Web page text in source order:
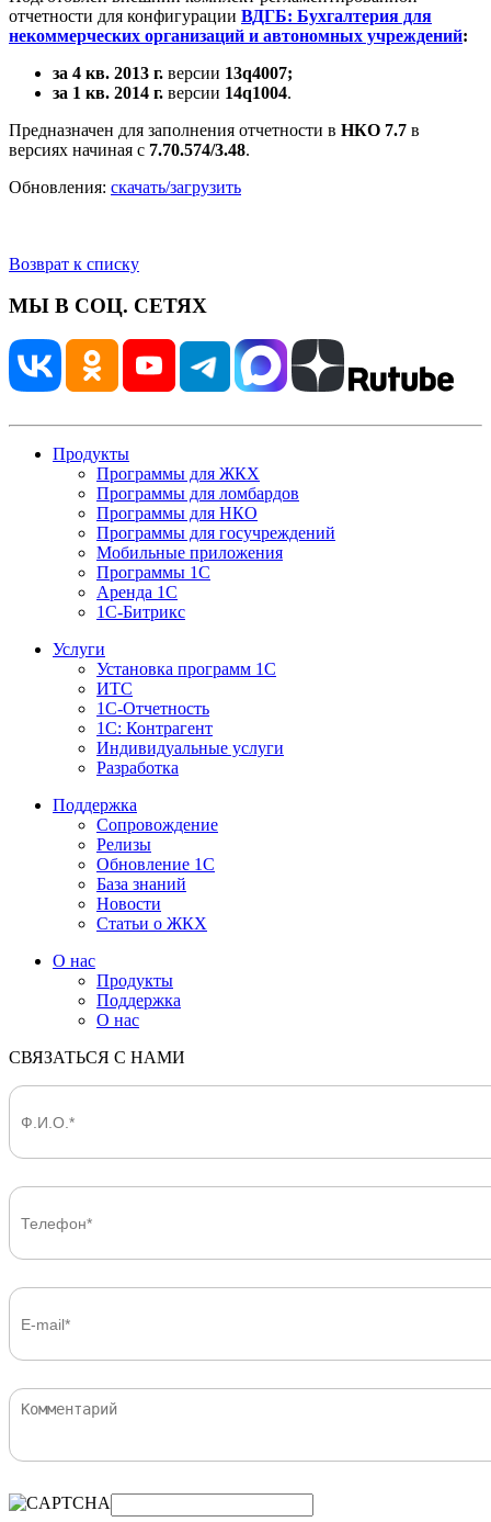
отчетности для конфигурации ВДГБ: Бухгалтерия для
некоммерческих организаций и автономных учреждений:
за 4 кв. 2013 г. версии 13q4007;
за 1 кв. 2014 г. версии 14q1004.
Предназначен для заполнения отчетности в НКО 7.7 в
версиях начиная с 7.70.574/3.48.
Обновления: скачать/загрузить
Возврат к списку
МЫ В СОЦ. СЕТЯХ
Продукты
Программы для ЖКХ
Программы для ломбардов
Программы для НКО
Программы для госучреждений
Мобильные приложения
Программы 1С
Аренда 1С
1С-Битрикс
Услуги
Установка программ 1С
ИТС
1С-Отчетность
1С: Контрагент
Индивидуальные услуги
Разработка
Поддержка
Сопровождение
Релизы
Обновление 1С
База знаний
Новости
Статьи о ЖКХ
О нас
Продукты
Поддержка
О нас
СВЯЗАТЬСЯ С НАМИ